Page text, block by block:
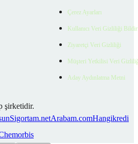
Çerez Ayarları
Kullanıcı Veri Gizliliği
Ziyaretçi Veri Gizliliği
Müşteri Yetkilisi Veri
Aday Aydınlatma Metni
şirketidir.
Sigortam.netArabam.comHangikredi